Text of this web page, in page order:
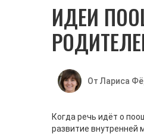
ИДЕИ
От Лариса
Когда речь идёт о
развитие внутренней